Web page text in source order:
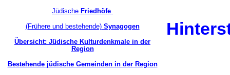
Jüdische Friedhöfe
(Frühere und bestehende)Synagogen
Übersicht: Jüdische Kulturdenkmale in der
Region
Bestehende jüdische Gemeinden in der Region